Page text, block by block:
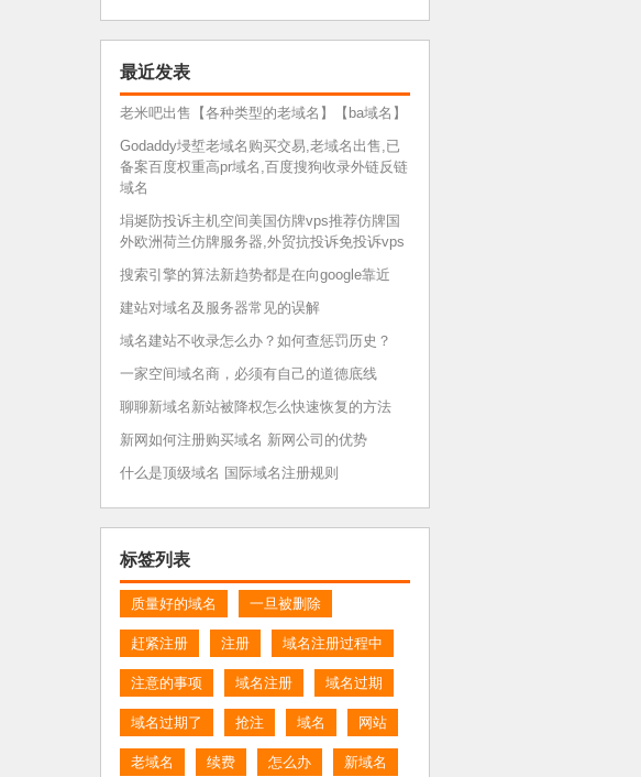
最近发表
老米吧出售【各种类型的老域名】【ba域名】
Godaddy埐埑老域名购买交易,老域名出售,已
备案百度权重高pr域名,百度搜狗收录外链反链
域名
埍埏防投诉主机空间美国仿牌vps推荐仿牌国
外欧洲荷兰仿牌服务器,外贸抗投诉免投诉vps
搜索引擎的算法新趋势都是在向google靠近
建站对域名及服务器常见的误解
域名建站不收录怎么办？如何查惩罚历史？
一家空间域名商，必须有自己的道德底线
聊聊新域名新站被降权怎么快速恢复的方法
新网如何注册购买域名 新网公司的优势
什么是顶级域名 国际域名注册规则
标签列表
质量好的域名 一旦被删除
赶紧注册 注册 域名注册过程中
注意的事项 域名注册 域名过期
域名过期了 抢注 域名 网站
老域名 续费 怎么办 新域名